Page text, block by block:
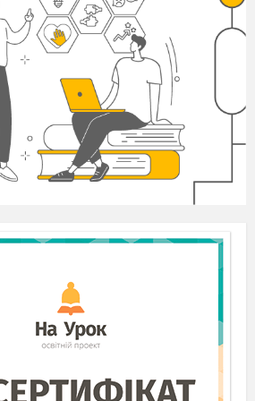
, викладач фізичного
категорії,
викладач -